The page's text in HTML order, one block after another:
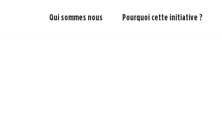
Qui sommes nous Pourquoi cette initiative ?